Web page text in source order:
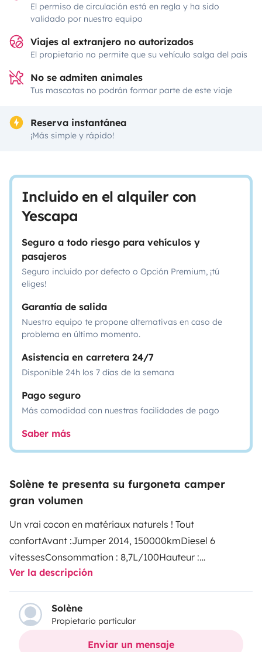
El permiso de circulación está en regla y ha sido
validado por nuestro equipo
Viajes al extranjero no autorizados
El propietario no permite que su vehículo salga del país
No se admiten animales
Tus mascotas no podrán formar parte de este viaje
Reserva instantánea
¡Más simple y rápido!
Incluido en el alquiler con
Yescapa
Seguro a todo riesgo para vehículos y
pasajeros
Seguro incluido por defecto o Opción Premium, ¡tú
eliges!
Garantía de salida
Nuestro equipo te propone alternativas en caso de
problema en último momento.
Asistencia en carretera 24/7
Disponible 24h los 7 días de la semana
Pago seguro
Más comodidad con nuestras facilidades de pago
Saber más
Solène te presenta su furgoneta camper
gran volumen
Un vrai cocon en matériaux naturels ! Tout
confortAvant :Jumper 2014, 150000kmDiesel 6
vitessesConsommation : 8,7L/100Hauteur :
2,7mPermis B3 places
android auto (carte, musique, téléphone…)Caméra de
reculDashcamPlace du milieu rabattable en table (pour
le drive)
Compartiment climatisé pour boissons
Isolation armaflex + liège
Finition contreplaqué
Ver la descripción
Solène
Propietario particular
Enviar un mensaje